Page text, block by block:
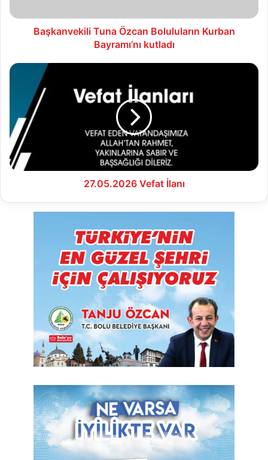
Başkanvekili Tuna Özcan Boluluların Kurban
Bayramı’nı kutladı
27.05.2026
27.05.2026 Vefat İlanı